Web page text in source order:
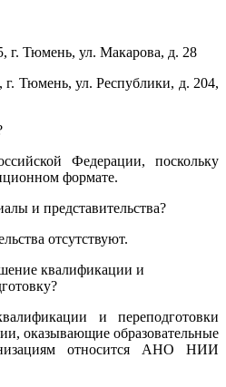
г. Тюмень, ул. Макарова, д. 28
г. Тюмень, ул. Республики, д. 204,
Федерации, поскольку
формате.
и представительства?
отсутствуют.
квалификации и
и переподготовки
оказывающие образовательные
относится АНО НИИ